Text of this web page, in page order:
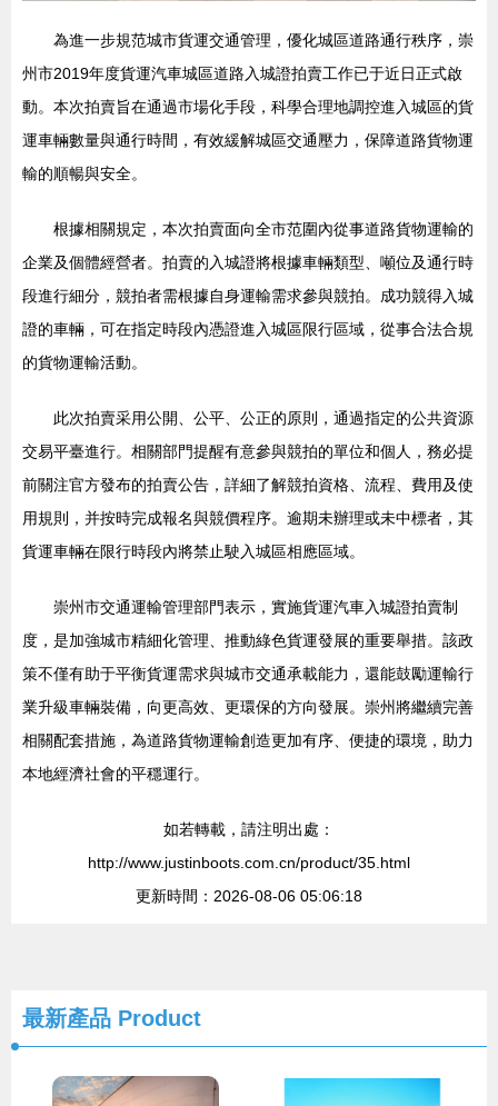
為進一步規范城市貨運交通管理，優化城區道路通行秩序，崇
州市2019年度貨運汽車城區道路入城證拍賣工作已于近日正式啟
動。本次拍賣旨在通過市場化手段，科學合理地調控進入城區的貨
運車輛數量與通行時間，有效緩解城區交通壓力，保障道路貨物運
輸的順暢與安全。
根據相關規定，本次拍賣面向全市范圍內從事道路貨物運輸的
企業及個體經營者。拍賣的入城證將根據車輛類型、噸位及通行時
段進行細分，競拍者需根據自身運輸需求參與競拍。成功競得入城
證的車輛，可在指定時段內憑證進入城區限行區域，從事合法合規
的貨物運輸活動。
此次拍賣采用公開、公平、公正的原則，通過指定的公共資源
交易平臺進行。相關部門提醒有意參與競拍的單位和個人，務必提
前關注官方發布的拍賣公告，詳細了解競拍資格、流程、費用及使
用規則，并按時完成報名與競價程序。逾期未辦理或未中標者，其
貨運車輛在限行時段內將禁止駛入城區相應區域。
崇州市交通運輸管理部門表示，實施貨運汽車入城證拍賣制
度，是加強城市精細化管理、推動綠色貨運發展的重要舉措。該政
策不僅有助于平衡貨運需求與城市交通承載能力，還能鼓勵運輸行
業升級車輛裝備，向更高效、更環保的方向發展。崇州將繼續完善
相關配套措施，為道路貨物運輸創造更加有序、便捷的環境，助力
本地經濟社會的平穩運行。
如若轉載，請注明出處：
http://www.justinboots.com.cn/product/35.html
更新時間：2026-08-06 05:06:18
最新產品 Product